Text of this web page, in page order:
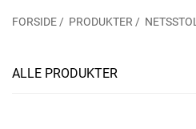
FORSIDE / PRODUKTER / NETSSTOL
ALLE PRODUKTER